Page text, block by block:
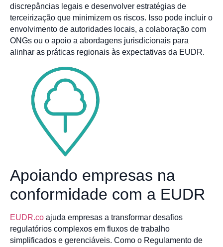
discrepâncias legais e desenvolver estratégias de
terceirização que minimizem os riscos. Isso pode incluir o
envolvimento de autoridades locais, a colaboração com
ONGs ou o apoio a abordagens jurisdicionais para
alinhar as práticas regionais às expectativas da EUDR.
Apoiando empresas na
conformidade com a EUDR
EUDR.co ajuda empresas a transformar desafios
regulatórios complexos em fluxos de trabalho
simplificados e gerenciáveis. Como o Regulamento de